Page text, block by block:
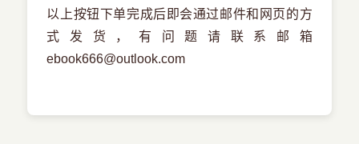
以上按钮下单完成后即会通过邮件和网页的方
式发货，有问题请联系邮箱
ebook666@outlook.com